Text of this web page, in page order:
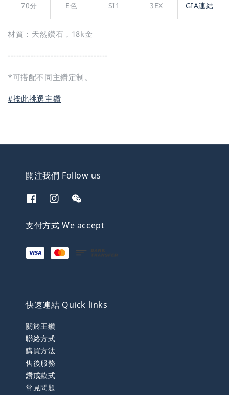
70分 E色 SI1 3EX GIA連結
材質：天然鑽石，18k金
-----------------------------------
*可搭配不同主鑽定制。
#按此挑選主鑽
關注我們 Follow us
支付方式 We accept
快速連結 Quick links
關於王鑽
聯絡方式
購買方法
售後服務
鑽戒款式
常見問題